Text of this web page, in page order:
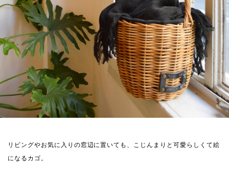
リビングやお気に入りの窓辺に置いても、こじんまりと可愛らしくて絵
になるカゴ。